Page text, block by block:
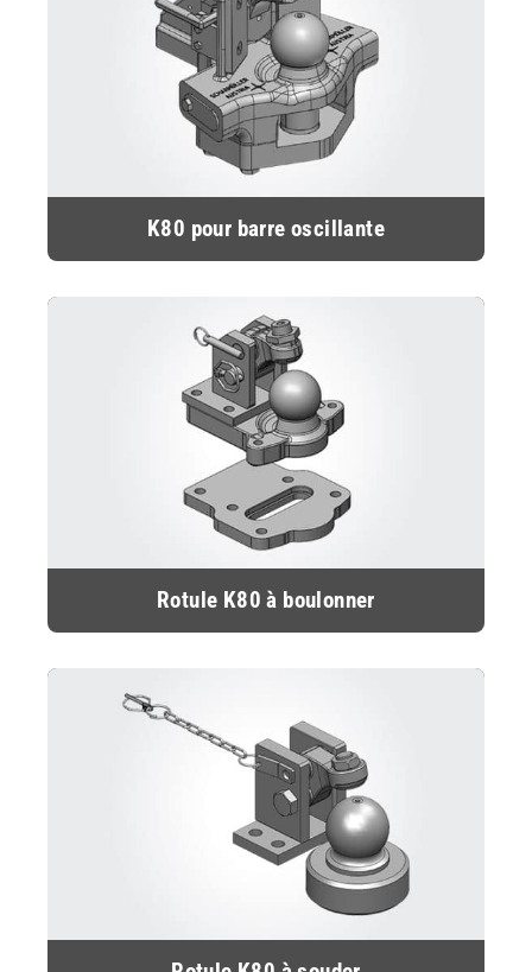
K80 pour barre oscillante
Rotule K80 à boulonner